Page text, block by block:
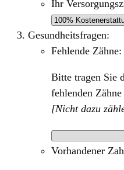
Ihr
Gesundheitsfragen:
Fehlende Zähne:
Bitte tragen Sie
fehlenden
[Nicht dazu
Vorhandener